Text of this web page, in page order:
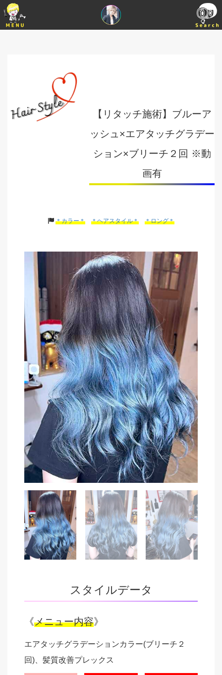
【リタッチ施術】ブルーア
ッシュ×エアタッチグラデー
ション×ブリーチ２回 ※動
画有
＊カラー＊ ＊ヘアスタイル＊ ＊ロング＊
スタイルデータ
《メニュー内容》
エアタッチグラデーションカラー(ブリーチ２
回)、髪質改善プレックス